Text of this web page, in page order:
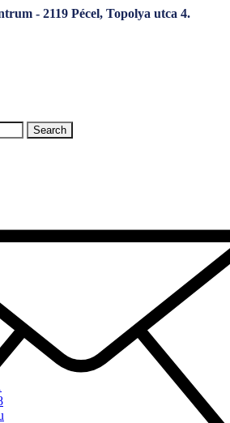
- 2119 Pécel, Topolya utca 4.
Search